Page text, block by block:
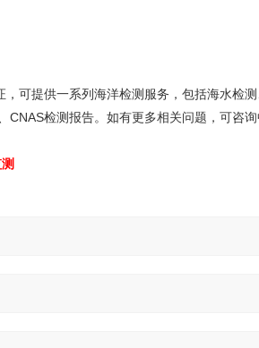
，可提供一系列海洋检测服务，包括海水检
检测报告。如有更多相关问题，可咨